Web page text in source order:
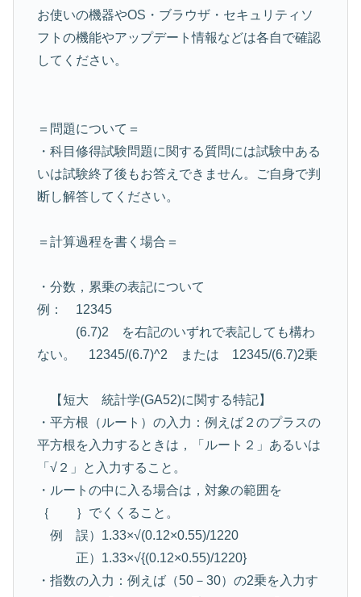
お使いの機器やOS・ブラウザ・セキュリティソ
フトの機能やアップデート情報などは各自で確認
してください。
＝問題について＝
・科目修得試験問題に関する質問には試験中ある
いは試験終了後もお答えできません。ご自身で判
断し解答してください。
＝計算過程を書く場合＝
・分数，累乗の表記について
例： 12345
(6.7)2 を右記のいずれで表記しても構わ
ない。 12345/(6.7)^2 または 12345/(6.7)2乗
【短大 統計学(GA52)に関する特記】
・平方根（ルート）の入力：例えば２のプラスの
平方根を入力するときは，「ルート２」あるいは
「√２」と入力すること。
・ルートの中に入る場合は，対象の範囲を
｛ ｝でくくること。
例 誤）1.33×√(0.12×0.55)/1220
正）1.33×√{(0.12×0.55)/1220}
・指数の入力：例えば（50－30）の2乗を入力す